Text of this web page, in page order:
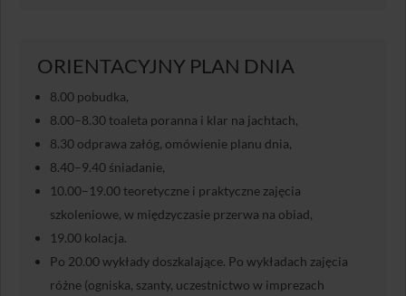
ORIENTACYJNY PLAN DNIA
8.00 pobudka,
8.00–8.30 toaleta poranna i klar na jachtach,
8.30 odprawa załóg, omówienie planu dnia,
8.40–9.40 śniadanie,
10.00–19.00 teoretyczne i praktyczne zajęcia
szkoleniowe, w międzyczasie przerwa na obiad,
19.00 kolacja.
Po 20.00 wykłady doszkalające. Po wykładach zajęcia
różne (ogniska, szanty, uczestnictwo w imprezach